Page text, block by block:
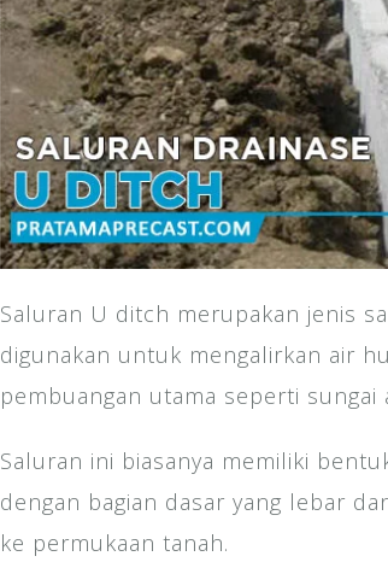
Saluran U ditch merupakan jenis
digunakan untuk mengalirkan air
pembuangan utama seperti
Saluran ini biasanya memiliki
dengan bagian dasar yang lebar
ke permukaan tanah.